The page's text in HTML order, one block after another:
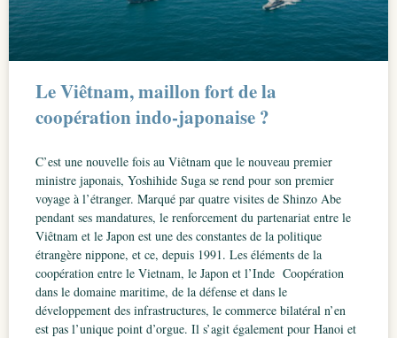
Le Viêtnam, maillon fort de la
coopération indo-japonaise ?
C’est une nouvelle fois au Viêtnam que le nouveau premier
ministre japonais, Yoshihide Suga se rend pour son premier
voyage à l’étranger. Marqué par quatre visites de Shinzo Abe
pendant ses mandatures, le renforcement du partenariat entre le
Viêtnam et le Japon est une des constantes de la politique
étrangère nippone, et ce, depuis 1991. Les éléments de la
coopération entre le Vietnam, le Japon et l’Inde Coopération
dans le domaine maritime, de la défense et dans le
développement des infrastructures, le commerce bilatéral n’en
est pas l’unique point d’orgue. Il s’agit également pour Hanoi et